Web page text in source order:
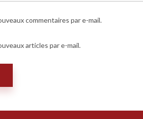
commentaires par e-mail.
articles par e-mail.